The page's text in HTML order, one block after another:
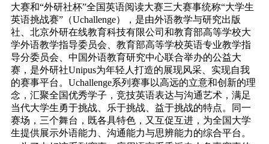
大赛和“外研社杯”全国英语阅读大赛三大赛事统称“大学生
英语挑战赛”（Uchallenge），是由外语教学与研究出版
社、北京外研在线教育科技有限公司和教育部高等学校大
学外语教学指导委员会、教育部高等学校英语专业教学指
导分委员会、中国外语教育研究中心联合举办的公益大
赛，是外研社Unipus为年轻人打造的展现风采、实现自我
的赛事平台。Uchallenge系列赛事以高远的立意和创新的理
念，汇聚全国优秀学子，竞技英语表达与沟通艺术，满足
当代大学生勇于挑战、乐于挑战、益于挑战的特点。同一
赛场，三个舞台，既各具特色，又互促互进，为全国大学
生提供展示外语能力、沟通能力与思辨能力的综合平台。